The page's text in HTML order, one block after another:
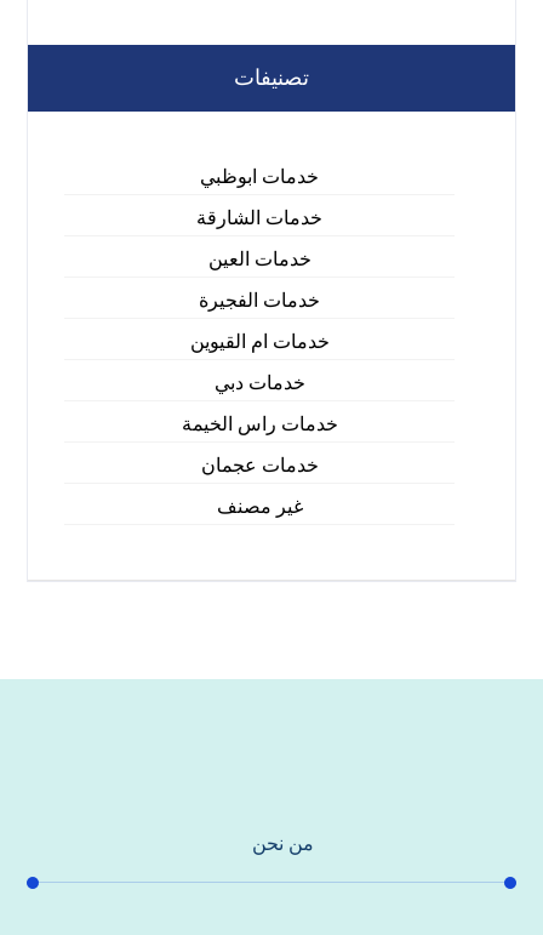
تصنيفات
خدمات ابوظبي
خدمات الشارقة
خدمات العين
خدمات الفجيرة
خدمات ام القيوين
خدمات دبي
خدمات راس الخيمة
خدمات عجمان
غير مصنف
من نحن